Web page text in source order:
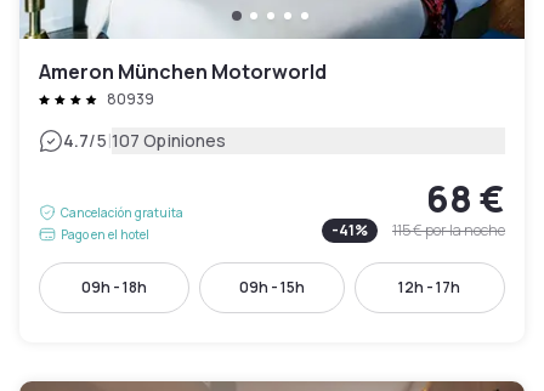
Ameron München Motorworld
80939
4.7/5|107 Opiniones
Cancelación gratuita
Pago en el hotel
68 €
-41% 115 €por la noche
09h - 18h 09h - 15h 12h - 17h